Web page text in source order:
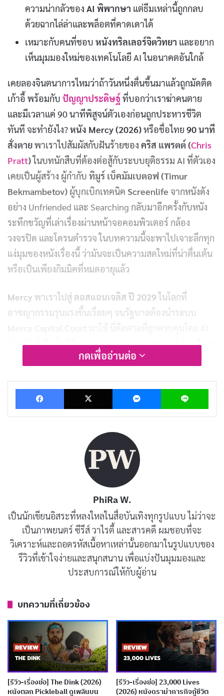
ความน่ากลัวของ AI พิพากษา แต่ธีมเหล่านี้ถูกกลบ
ด้วยฉากไล่ล่าและพล็อตที่คาดเดาได้
เหมาะกับคนที่ชอบ หนังทริลเลอร์จิตวิทยา และอยาก
เห็นมุมมองใหม่ของเทคโนโลยี AI ในอนาคตอันใกล้
เคยลองจินตนาการไหมว่าถ้าวันหนึ่งตื่นขึ้นมาแล้วถูกมัดติด
เก้าอี้ พร้อมกับ ปัญญาประดิษฐ์ ที่บอกว่าเราฆ่าคนตาย
และมีเวลาแค่ 90 นาทีพิสูจน์ตัวเองก่อนถูกประหารชีวิต
ทันที จะทำยังไง?หนัง Mercy (2026)หรือชื่อไทย 90 นาที
สั่งตายพาเราไปสัมผัสกับฝันร้ายของ คริส แพรตต์ (Chris
Pratt)ในบทนักสืบที่ต้องต่อสู้กับระบบยุติธรรม AI ที่ตัวเอง
เคยเป็นผู้สร้าง ผู้กำกับ ทิมูร์ เบ็คมัมเบตอฟ (Timur
Bekmambetov) ผู้บุกเบิกเทคนิค Screenlife จากหนังดัง
อย่าง Unfriended และ Searching กลับมาอีกครั้งกับหนัง
ระทึกขวัญที่เล่าเรื่องผ่านหน้าจอคอมพิวเตอร์ กล้อง
วงจรปิด และโดรนตำรวจ ในบทความนี้จะพาไปเจาะลึกทุก
แง่มุมของหนังเรื่องนี้ ว่ามันจะเป็นความสดใหม่ที่น่าตื่นเต้น
หรือเป็นเพียงกิมมิคที่หมดอายุแล้ว
Mercy พาเราไปสู่ ลอสแอนเจลิส ปี 2029ในโลกที่
อาชญากรรมรุนแรงขึ้นเรื่อยๆ จนรัฐบาลต้องนำระบบ
ทำหน้าที่เป็นทั้งผู้พิพากษา ลูกขุน และเพชฌฆาต ใครก็ตาม
ที่ถูกกล่าวหาในคดีร้ายแรงจะต้องพิสูจน์ความบริสุทธิ์ของ
คริส เรเวน (Chris Raven)
เป็นหนึ่งในผู้ออกแบบ
ระบบนี้ แต่ตอนนี้เขากลับกลายเป็นเหยื่อ ตื่นขึ้นมาในสภาพ
เมาค้าง สับสน และถูกมัดติดกับเก้าอี้ในห้องพิจารณาคดี
ตรงหน้าเขาคือหน้าจอขนาดใหญ่ที่
ผู้พิพากษาแมดด็อกซ์ (Judge Maddox)
รีเบคก้า เฟอร์กูสัน (Rebecca Ferguson)
AI ที่จะแจ้งข้อหาและกำหนดชะตากรรมของเขา
ข้อหาคือการแทงภรรยา นิโคล (Annabelle Wallis)จนเสีย
ชีวิตในห้องครัวบ้านของพวกเขา หน้าจอแสดง
Guilty
Meterหรือมาตรวัดความผิดที่ขึ้นไปถึง 90 กว่าเปอร์เซ็นต์
กดเพื่ออ่านต่อ
Facebook X Messenger Line
PhiRa W.
เป็นนักเขียนอิสระที่หลงใหลในสื่อบันเทิงทุกรูปแบบ ไม่ว่าจะ
เป็นภาพยนตร์ ซีรีส์ วาไรตี้ และสารคดี ผมชอบที่จะ
วิเคราะห์และถอดรหัสเนื้อหาเหล่านั้นออกมาในรูปแบบของ
รีวิวที่เข้าใจง่ายและสนุกสนาน เพื่อแบ่งปันมุมมองและ
ประสบการณ์ให้กับผู้อ่าน
บทความที่เกี่ยวข้อง
[รีวิว-เรื่องย่อ] The Dink (2026)
หนังตลก Pickleball ดูเพลินบน
[รีวิว-เรื่องย่อ] 23,000 Lives
(2026) หนังดราม่าภารกิจกู้ชีวิต